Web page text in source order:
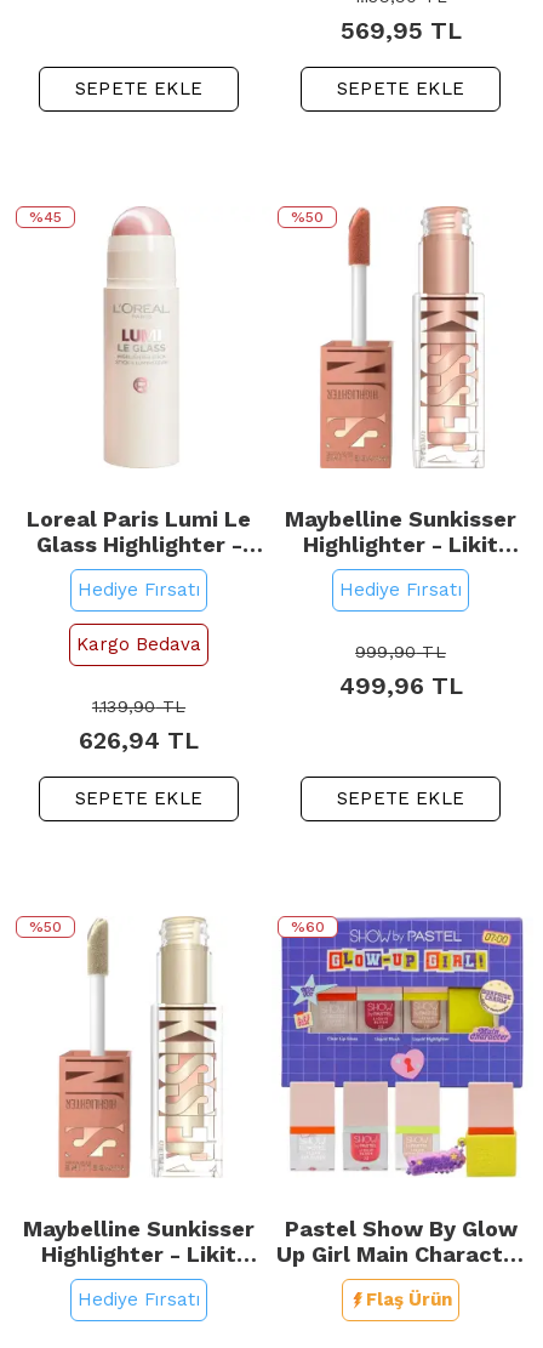
SEPETE EKLE
569,95 TL
SEPETE EKLE
%45
Loreal Paris Lumi Le
Glass Highlighter -
Stick Aydınlatıcı No:
620 Glassy Pink Ballet
Hediye Fırsatı
Kargo Bedava
1.139,90TL
626,94 TL
SEPETE EKLE
%50
Maybelline Sunkisser
Highlighter - Likit
Aydınlatıcı No: 20 Kiss
Of Shimmer
Hediye Fırsatı
999,90TL
499,96 TL
SEPETE EKLE
%50
Maybelline Sunkisser
Highlighter - Likit
Aydınlatıcı No: 22 Star
Studded
Hediye Fırsatı
%60
Pastel Show By Glow
Up Girl Main Character
- Likit Mini Kit
Flaş Ürün